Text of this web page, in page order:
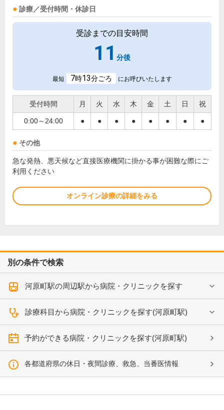
診療／受付時間・休診日
受診までの目安時間
11 分後
最短 7時13分ごろ にお呼びいたします
受付時間 月 火 水 木 金 土 日 祝
0:00～24:00 ● ● ● ● ● ● ● ●
その他
急な発熱、悪天候など直接医療機関に掛かる事が困難な際にご
利用ください
オンライン診療の詳細をみる
別の条件で検索
河原町駅の周辺駅から病院・クリニックを探す
診療科目から病院・クリニックを探す(河原町駅)
予約ができる病院・クリニックを探す(河原町駅)
各都道府県の休日・夜間診療、救急、当番医情報